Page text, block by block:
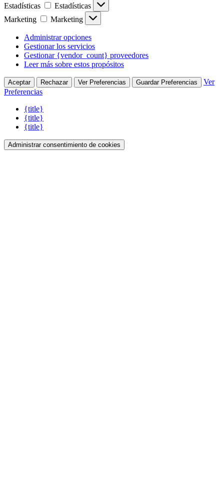
Estadísticas
Estadísticas
Marketing
Marketing
Administrar opciones
Gestionar los servicios
Gestionar {vendor_count} proveedores
Leer más sobre estos propósitos
Aceptar Rechazar Ver Preferencias Guardar Preferencias
Ver
Preferencias
{title}
{title}
{title}
Administrar consentimiento de cookies